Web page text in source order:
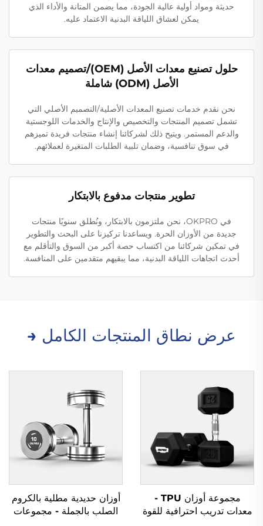
حديثة ومواد أولية عالية الجودة، مما يضمن المتانة والأداء الذي
يمكن لعشاق اللياقة البدنية الاعتماد عليه.
حلول تصنيع معدات الأصل (OEM)/تصميم معدات
الأصل (ODM) شاملة
نحن نقدم خدمات تصنيع المعدات الأصلية/التصميم الأصلي التي
تشمل تصميم المنتجات والتخصيص والإنتاج والخدمات اللوجستية
والدعم المستمر. ويتيح ذلك لشركائنا إنشاء منتجات فريدة تميزهم
في سوق تنافسية، وضمان تلبية الطلبات المتغيرة لعملائهم.
تطوير منتجات مدفوع بالابتكار
في OKPRO، نحن ملتزمون بالابتكار، ونُطلق سنويًا منتجات
جديدة من الأوزان الحرة. ويساعدنا تركيزنا على البحث والتطوير
في تمكين شركائنا من اكتساب حصة أكبر من السوق والتأقلم مع
أحدث اتجاهات اللياقة البدنية، مما يبقيهم متقدمين على المنافسة.
عرض نطاق المنتجات الكامل →
مجموعة أوزان TPU -
معدات تدريب احترافية للقوة
أوزان حديدية مطلية بالكروم
الصلب بالجملة - مجموعات